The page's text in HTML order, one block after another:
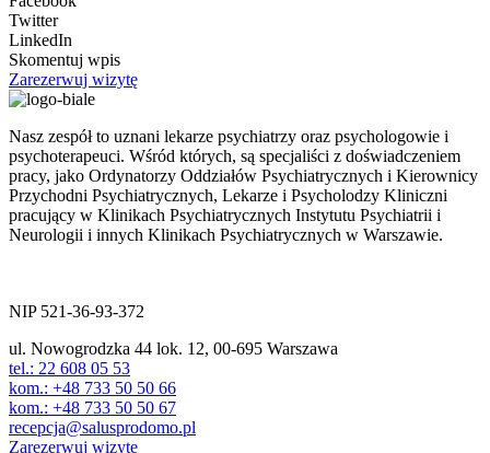
Twitter
LinkedIn
Skomentuj wpis
Zarezerwuj wizytę
Nasz zespół to uznani lekarze psychiatrzy oraz psychologowie i
psychoterapeuci. Wśród których, są specjaliści z doświadczeniem
pracy, jako Ordynatorzy Oddziałów Psychiatrycznych i Kierownicy
Przychodni Psychiatrycznych, Lekarze i Psycholodzy Kliniczni
pracujący w Klinikach Psychiatrycznych Instytutu Psychiatrii i
Neurologii i innych Klinikach Psychiatrycznych w Warszawie.
NIP 521-36-93-372
ul. Nowogrodzka 44 lok. 12, 00-695 Warszawa
tel.: 22 608 05 53
kom.: +48 733 50 50 66
kom.: +48 733 50 50 67
recepcja@salusprodomo.pl
Zarezerwuj wizytę